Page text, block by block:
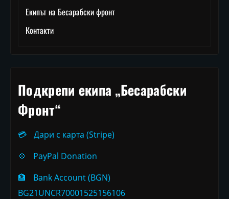
Екипът на Бесарабски фронт
Контакти
Подкрепи екипа „Бесарабски
Фронт“
💳
Дари с карта (Stripe)
💠
PayPal Donation
🏦
Bank Account (BGN)
BG21UNCR70001525156106